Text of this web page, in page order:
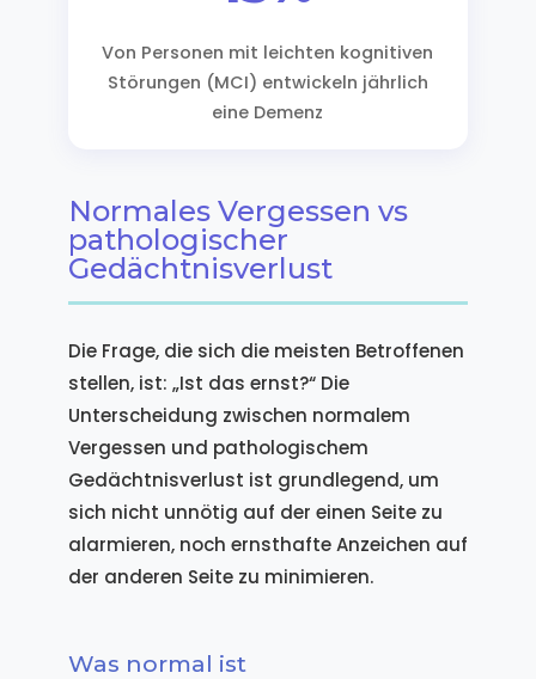
Von Personen mit leichten kognitiven
Störungen (MCI) entwickeln jährlich
eine Demenz
Normales Vergessen vs
pathologischer
Gedächtnisverlust
Die Frage, die sich die meisten Betroffenen
stellen, ist: „Ist das ernst?“ Die
Unterscheidung zwischen normalem
Vergessen und pathologischem
Gedächtnisverlust ist grundlegend, um
sich nicht unnötig auf der einen Seite zu
alarmieren, noch ernsthafte Anzeichen auf
der anderen Seite zu minimieren.
Was normal ist